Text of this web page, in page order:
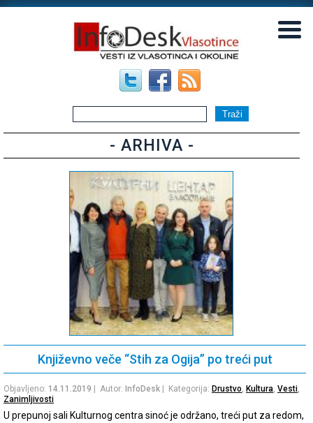
- ARHIVA -
Književno veče “Stih za Ogija” po treći put
Objavljeno: 14.11.2019 | Autor: InfoDesk | Kategorija: Drustvo, Kultura, Vesti,
Zanimljivosti
U prepunoj sali Kulturnog centra sinoć je održano, treći put za redom,